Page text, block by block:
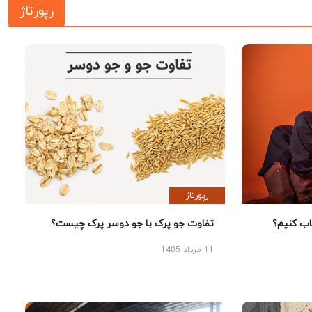
رپورتاژ
کنیم؟
رپورتاژ
تفاوت جو پرک با جو دوسر پرک چیست؟